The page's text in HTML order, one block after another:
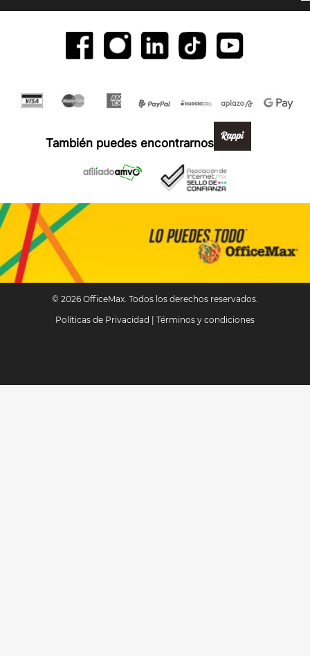
Formas de pago y compra 100% segura
También puedes encontrarnos en:
© 2026 OfficeMax. Todos los derechos reservados.
Políticas de Privacidad
Términos y condiciones